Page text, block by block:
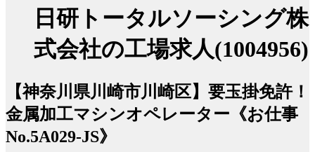
日研トータルソーシング株
式会社の工場求人(1004956)
【神奈川県川崎市川崎区】要玉掛免許！
金属加工マシンオペレーター《お仕事
No.5A029-JS》